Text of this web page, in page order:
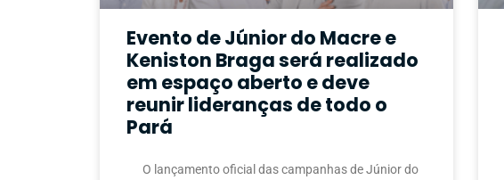
Evento de Júnior do Macre e
Keniston Braga será realizado
em espaço aberto e deve
reunir lideranças de todo o
Pará
O lançamento oficial das campanhas de Júnior do